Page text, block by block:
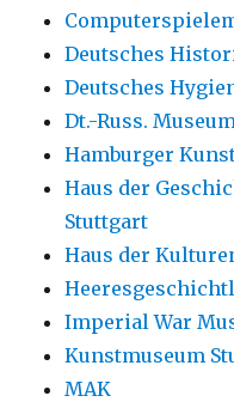
Deutsches
Deutsches
Dt.-Russ.
Hamburger
Haus der
Stuttgart
Haus der
Imperial War
Kunstmuseum
MAK